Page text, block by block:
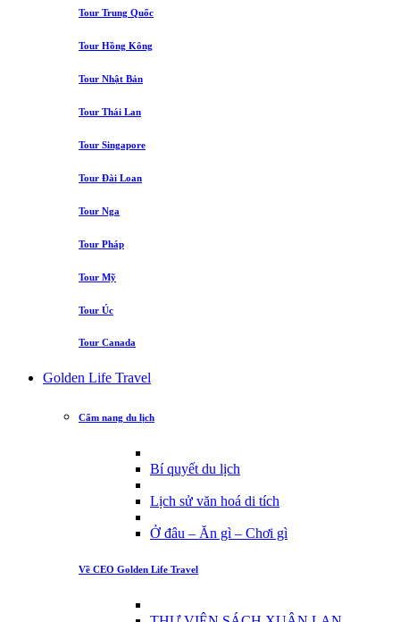
Tour Trung Quốc
Tour Hồng Kông
Tour Nhật Bản
Tour Thái Lan
Tour Singapore
Tour Đài Loan
Tour Nga
Tour Pháp
Tour Mỹ
Tour Úc
Tour Canada
Golden Life Travel
Cẩm nang du lịch
Bí quyết du lịch
Lịch sử văn hoá di tích
Ở đâu – Ăn gì – Chơi gì
Về CEO Golden Life Travel